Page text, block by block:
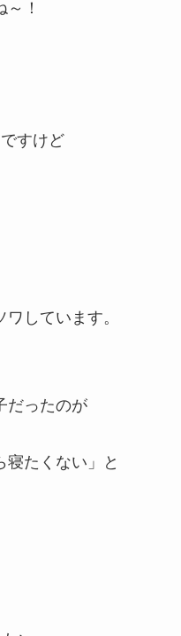
！
すけど
しています。
だったのが
寝たくない」と